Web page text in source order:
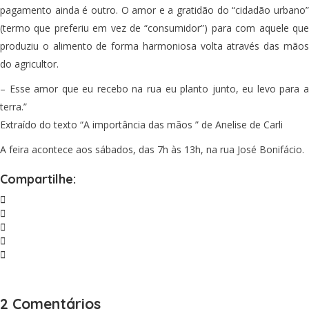
pagamento ainda é outro. O amor e a gratidão do “cidadão urbano”
(termo que preferiu em vez de “consumidor”) para com aquele que
produziu o alimento de forma harmoniosa volta através das mãos
do agricultor.
– Esse amor que eu recebo na rua eu planto junto, eu levo para a
terra.”
Extraído do texto “A importância das mãos ” de Anelise de Carli
A feira acontece aos sábados, das 7h às 13h, na rua José Bonifácio.
Compartilhe:
2 Comentários